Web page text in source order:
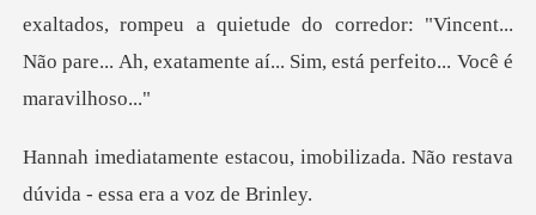
exaltados, rompeu a quietude do corredor: "Vincen
imobilizada. Não restava
dúvid